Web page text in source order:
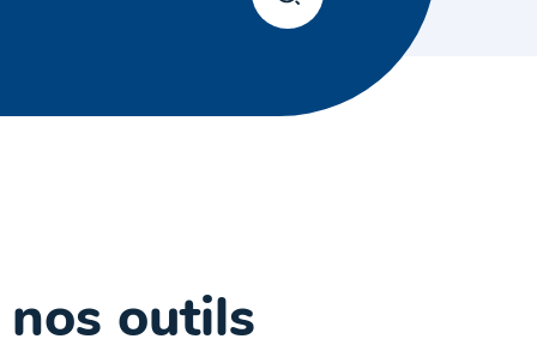
outils